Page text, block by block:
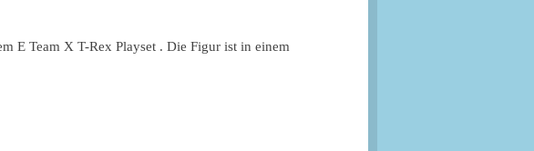
E Team X T-Rex Playset . Die Figur ist in einem